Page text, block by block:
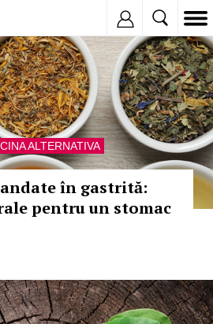
ALTERNATIVA
în gastrită:
pentru un stomac